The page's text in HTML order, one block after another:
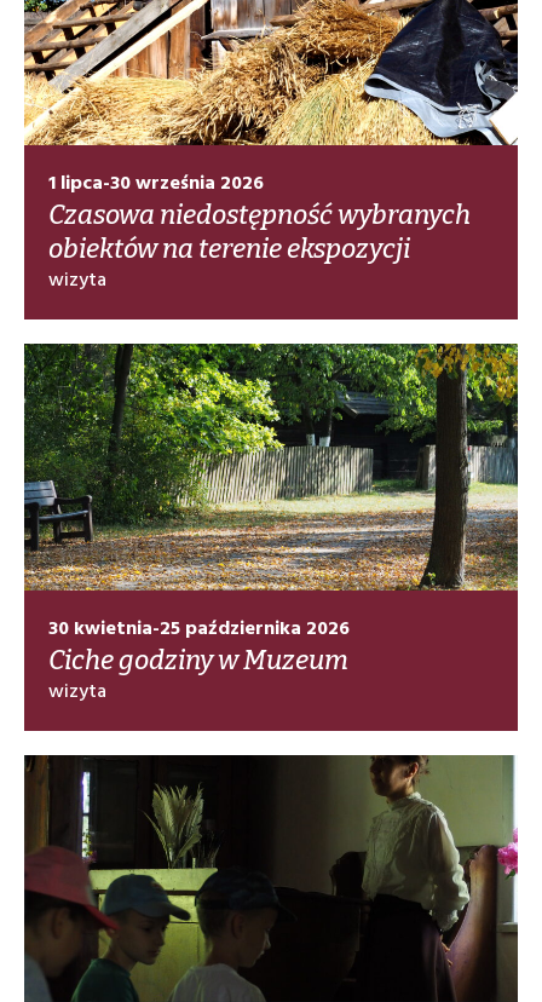
1 lipca-30 września 2026
Czasowa niedostępność wybranych
obiektów na terenie ekspozycji
wizyta
30 kwietnia-25 października 2026
Ciche godziny w Muzeum
wizyta